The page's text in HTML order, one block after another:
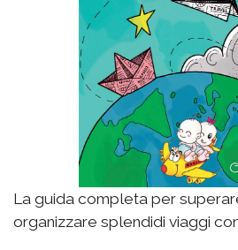
La guida completa per
organizzare splendidi viaggi